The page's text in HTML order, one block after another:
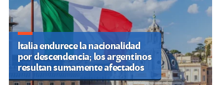
Italia endurece la nacionalidad
por descendencia; los argentinos
resultan sumamente afectados